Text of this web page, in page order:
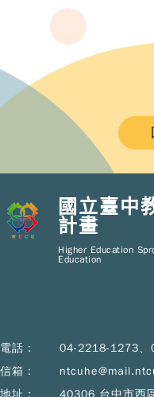
國立臺中
計畫
Higher Education
Education
電話 :
04-2218-1273
信箱 :
地址 :
40306 台中市西